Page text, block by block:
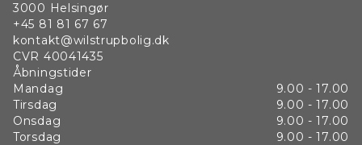
3000 Helsingør
+45 81 81 67 67
kontakt@wilstrupbolig.dk
CVR 40041435
Åbningstider
Mandag
9.00 - 17.00
Tirsdag
9.00 - 17.00
Onsdag
9.00 - 17.00
Torsdag
9.00 - 17.00